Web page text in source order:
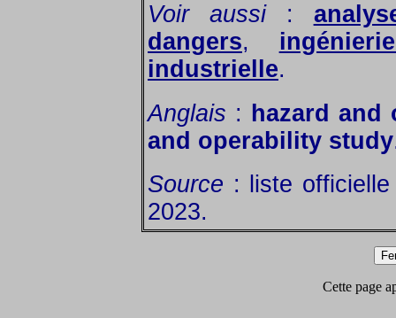
Voir aussi:
dangers,
industrielle.
Anglais : hazard and
and operability study
Source : liste
2023.
Cette page